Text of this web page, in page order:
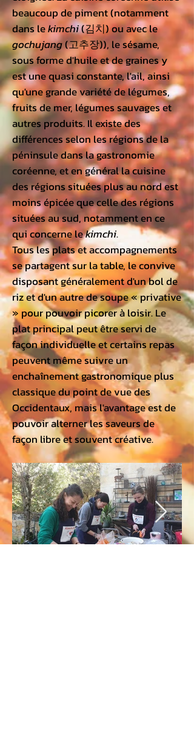
beaucoup de piment (notamment
dans lekimchi(김치) ou avec le
gochujang(고추장)), le sésame,
sous forme d'huile et de graines y
est une quasi constante, l'ail, ainsi
qu'une grande variété de légumes,
fruits de mer, légumes sauvages et
autres produits. Il existe des
différences selon les régions de la
péninsule dans la gastronomie
coréenne, et en général la cuisine
des régions situées plus au nord est
moins épicée que celle des régions
situées au sud, notamment en ce
qui concerne lekimchi.
Tous les plats et accompagnements
se partagent sur la table, le convive
disposant généralement d'un bol de
riz et d'un autre de soupe « privative
» pour pouvoir picorer à loisir. Le
plat principal peut être servi de
façon individuelle et certainsrepas
peuvent même suivre un
enchaînement gastronomique plus
classique du point de vue des
Occidentaux, mais l'avantage est de
pouvoir alterner les saveurs de
façon libre et souvent créative.